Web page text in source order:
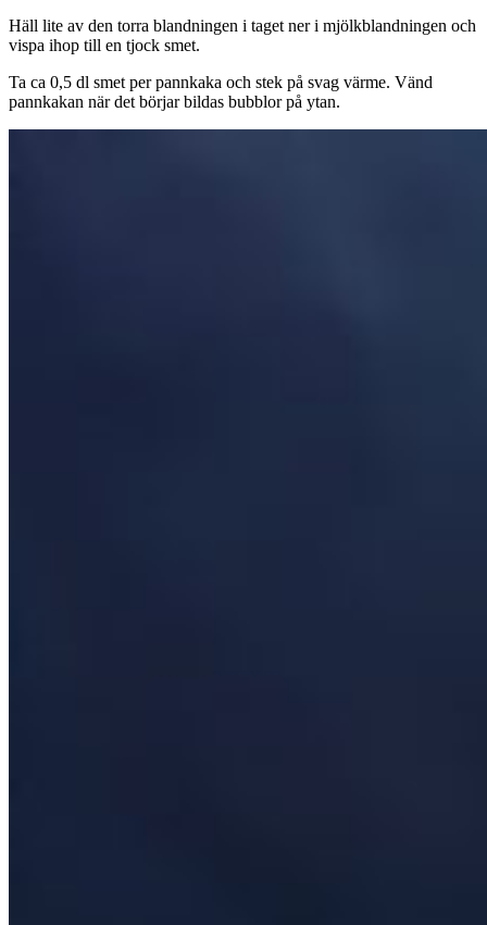
Häll lite av den torra blandningen i taget ner i mjölkblandningen och
vispa ihop till en tjock smet.
Ta ca 0,5 dl smet per pannkaka och stek på svag värme. Vänd
pannkakan när det börjar bildas bubblor på ytan.